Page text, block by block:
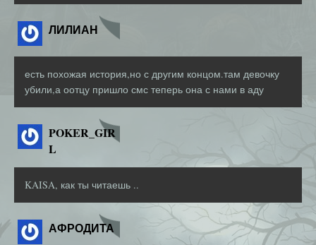
ЛИЛИАН
есть похожая история,но с другим концом.там девочку
убили,а оотцу пришло смс теперь она с нами в аду
POKER_GIR
L
KAISA, как ты читаешь ..
АФРОДИТА